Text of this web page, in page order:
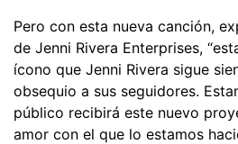
Pero con esta nueva canción,
de Jenni Rivera Enterprises,
ícono que Jenni Rivera sigue
obsequio a sus seguidores.
público recibirá este nuevo
amor con el que lo estamos